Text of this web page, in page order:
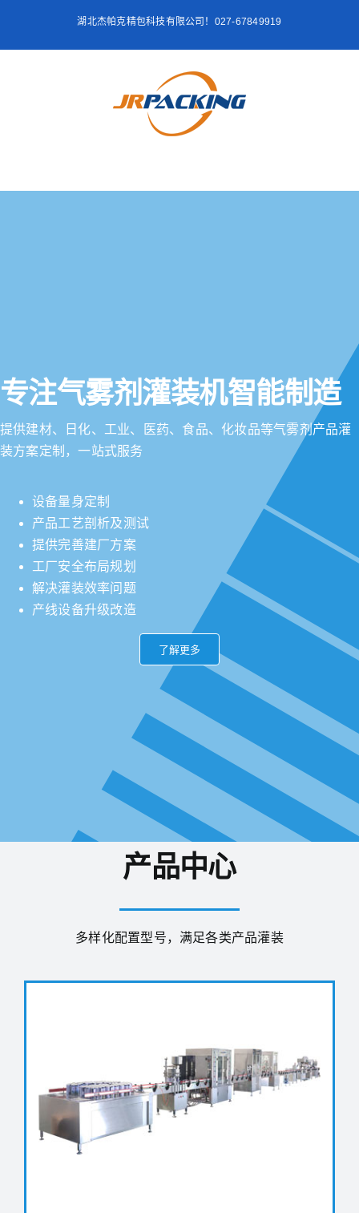
内
湖北杰帕克精包科技有限公司！027-67849919
专注气雾剂灌装机智能制造
提供建材、日化、工业、医药、食品、化妆品等气雾剂产品灌
装方案定制，一站式服务
设备量身定制
产品工艺剖析及测试
提供完善建厂方案
工厂安全布局规划
解决灌装效率问题
产线设备升级改造
了解更多
产品中心
多样化配置型号，满足各类产品灌装